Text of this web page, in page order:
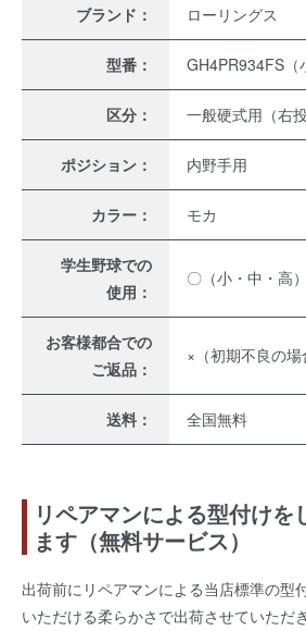
ブランド： ローリングス
型番： GH4PR934FS（
区分： 一般硬式用（右投
ポジション： 内野手用
カラー： モカ
学生野球での
使用：
〇（小・中・高）
お客様都合での
ご返品：
×（初期不良の場
送料： 全国無料
リペアマンによる型付けを
ます（無料サービス）
出荷前にリペアマンによる当店標準の型
いただける柔らかさで出荷させていただ